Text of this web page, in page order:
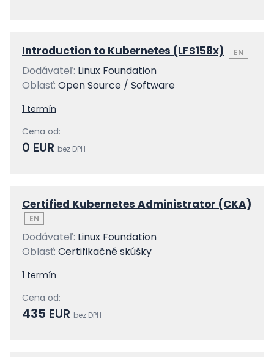
Introduction to Kubernetes (LFS158x) EN
Dodávateľ: Linux Foundation
Oblasť: Open Source / Software
1 termín
Cena od:
0 EUR bez DPH
Certified Kubernetes Administrator (CKA)
EN
Dodávateľ: Linux Foundation
Oblasť: Certifikačné skúšky
1 termín
Cena od:
435 EUR bez DPH